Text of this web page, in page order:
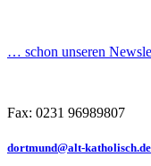
… schon unseren
Fax: 0231 96989807
dortmund@alt-katholisch.de